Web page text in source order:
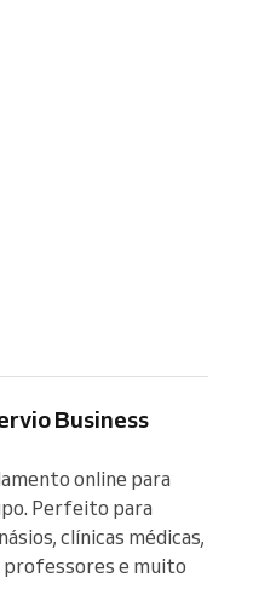
Business
online para
Perfeito para
clínicas médicas,
professores e muito